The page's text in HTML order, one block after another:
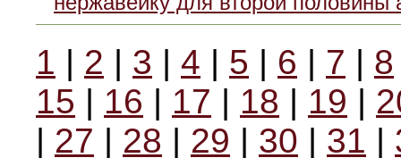
1 | 2 | 3 | 4 | 5 | 6 | 7 | 8
15 | 16 | 17 | 18 | 19 |
| 27 | 28 | 29 | 30 | 31 |